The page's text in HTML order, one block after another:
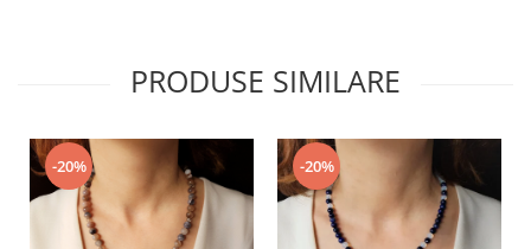
PRODUSE SIMILARE
-20% -20%